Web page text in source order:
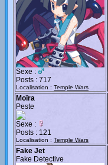
Sexe :
Posts : 717
Localisation : Temple Wars
Moïra
Peste
Sexe :
Posts : 121
Localisation : Temple Wars
Fake Jet
Fake Detective